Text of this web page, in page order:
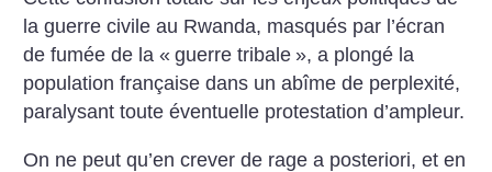
la guerre civile au Rwanda, masqués par l’écran
de fumée de la « guerre tribale », a plongé la
population française dans un abîme de perplexité,
paralysant toute éventuelle protestation d’ampleur.
On ne peut qu’en crever de rage a posteriori, et en